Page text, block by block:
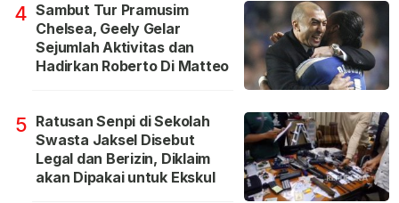
4 Sambut Tur Pramusim
Chelsea, Geely Gelar
Sejumlah Aktivitas dan
Hadirkan Roberto Di Matteo
5 Ratusan Senpi di Sekolah
Swasta Jaksel Disebut
Legal dan Berizin, Diklaim
akan Dipakai untuk Ekskul